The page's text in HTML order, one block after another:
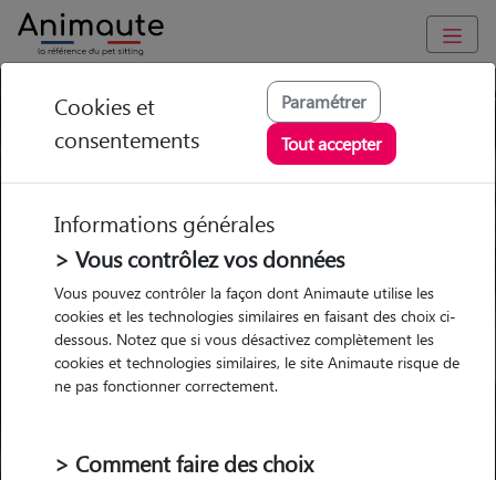
Trouvez votre gardien idéal !
Garde
chez le Pet Sitter
Garde
chez le Pet Sitter
Ville
Cookies et
consentements
Paramétrer
Tout accepter
Informations générales
> Vous contrôlez vos données
Vous pouvez contrôler la façon dont Animaute utilise les
cookies et les technologies similaires en faisant des choix ci-
dessous. Notez que si vous désactivez complètement les
cookies et technologies similaires, le site Animaute risque de
ne pas fonctionner correctement.
> Comment faire des choix